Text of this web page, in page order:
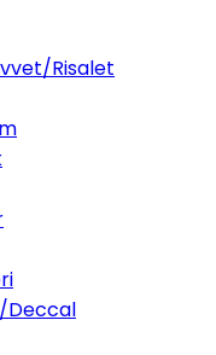
Risalet
Deccal